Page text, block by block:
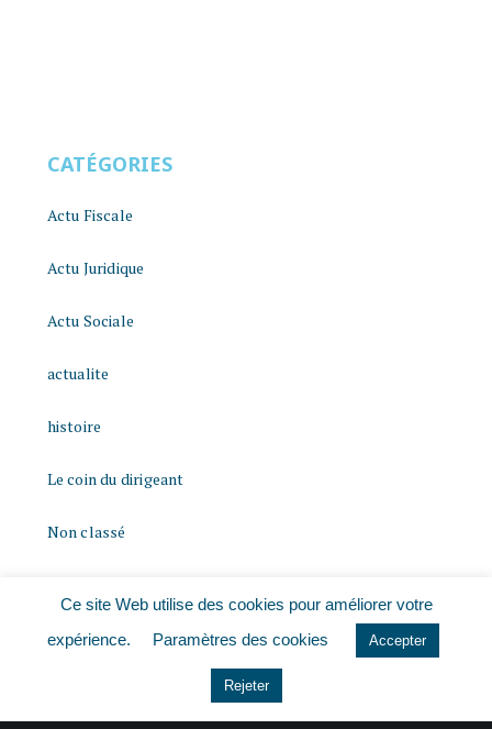
CATÉGORIES
Actu Fiscale
Actu Juridique
Actu Sociale
actualite
histoire
Le coin du dirigeant
Non classé
Ce site Web utilise des cookies pour améliorer votre
expérience.
Paramètres des cookies Accepter
Rejeter